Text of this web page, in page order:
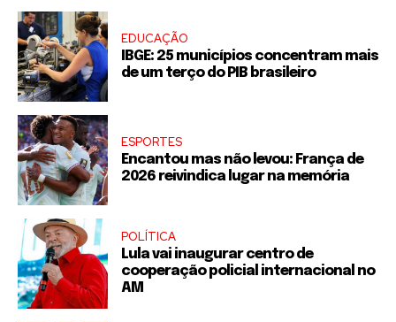
EDUCAÇÃO
IBGE: 25 municípios concentram mais
de um terço do PIB brasileiro
ESPORTES
Encantou mas não levou: França de
2026 reivindica lugar na memória
POLÍTICA
Lula vai inaugurar centro de
cooperação policial internacional no
AM